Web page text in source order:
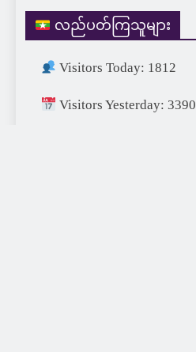
လည်ပတ်ကြသူများ
Visitors Today: 1812
Visitors Yesterday: 3390